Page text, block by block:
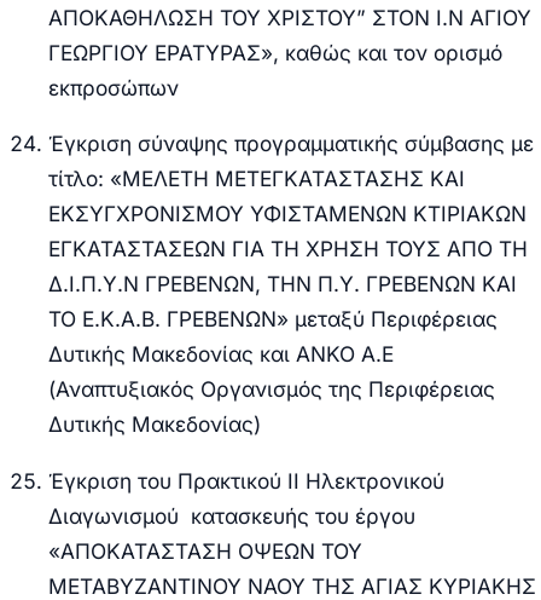
ΑΠΟΚΑΘΗΛΩΣΗ ΤΟΥ ΧΡΙΣΤΟΥ” ΣΤΟΝ Ι.Ν ΑΓΙΟΥ
ΓΕΩΡΓΙΟΥ ΕΡΑΤΥΡΑΣ», καθώς και τον ορισμό
εκπροσώπων
Έγκριση σύναψης προγραμματικής σύμβασης με
τίτλο: «ΜΕΛΕΤΗ ΜΕΤΕΓΚΑΤΑΣΤΑΣΗΣ ΚΑΙ
ΕΚΣΥΓΧΡΟΝΙΣΜΟΥ ΥΦΙΣΤΑΜΕΝΩΝ ΚΤIΡΙΑΚΩΝ
ΕΓΚΑΤΑΣΤΑΣΕΩΝ ΓΙΑ ΤΗ ΧΡΗΣΗ ΤΟΥΣ ΑΠΟ ΤΗ
Δ.Ι.Π.Υ.Ν ΓΡΕΒΕΝΩΝ, ΤΗΝ Π.Υ. ΓΡΕΒΕΝΩΝ ΚΑΙ
ΤΟ Ε.Κ.Α.Β. ΓΡΕΒΕΝΩΝ» μεταξύ Περιφέρειας
Δυτικής Μακεδονίας και ΑΝΚΟ Α.Ε
(Αναπτυξιακός Οργανισμός της Περιφέρειας
Δυτικής Μακεδονίας)
Έγκριση του Πρακτικού ΙΙ Ηλεκτρονικού
Διαγωνισμού κατασκευής του έργου
«ΑΠΟΚΑΤΑΣΤΑΣΗ ΟΨΕΩΝ ΤΟΥ
ΜΕΤΑΒΥΖΑΝΤΙΝΟΥ ΝΑΟΥ ΤΗΣ ΑΓΙΑΣ ΚΥΡΙΑΚΗΣ